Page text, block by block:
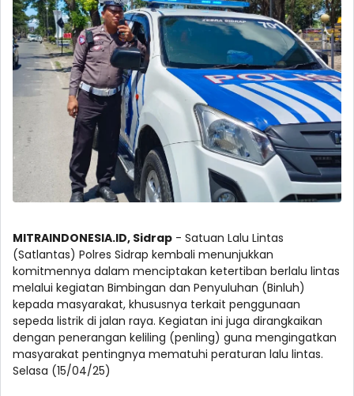
MITRAINDONESIA.ID, Sidrap - Satuan Lalu Lintas
(Satlantas) Polres Sidrap kembali menunjukkan
komitmennya dalam menciptakan ketertiban berlalu lintas
melalui kegiatan Bimbingan dan Penyuluhan (Binluh)
kepada masyarakat, khususnya terkait penggunaan
sepeda listrik di jalan raya. Kegiatan ini juga dirangkaikan
dengan penerangan keliling (penling) guna mengingatkan
masyarakat pentingnya mematuhi peraturan lalu lintas.
Selasa (15/04/25)